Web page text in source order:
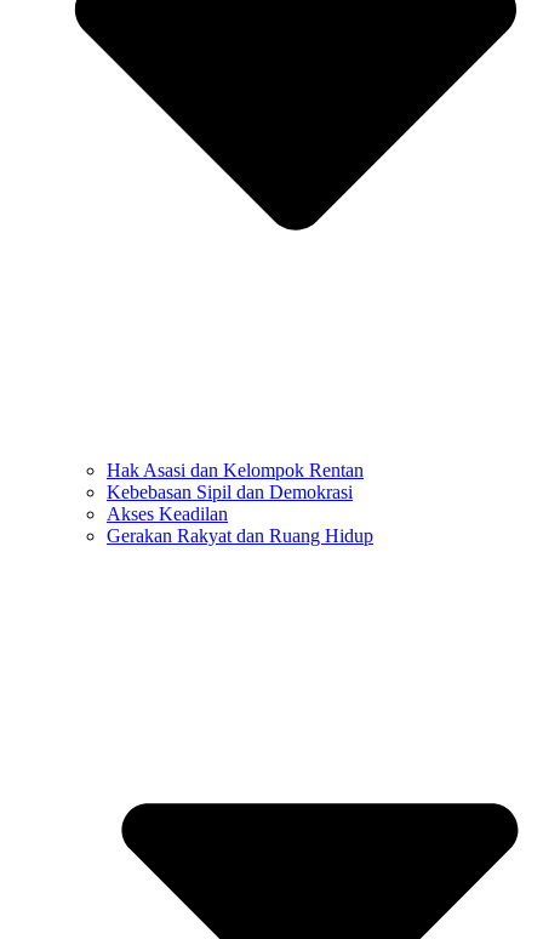
Hak Asasi dan Kelompok Rentan
Kebebasan Sipil dan Demokrasi
Akses Keadilan
Gerakan Rakyat dan Ruang Hidup